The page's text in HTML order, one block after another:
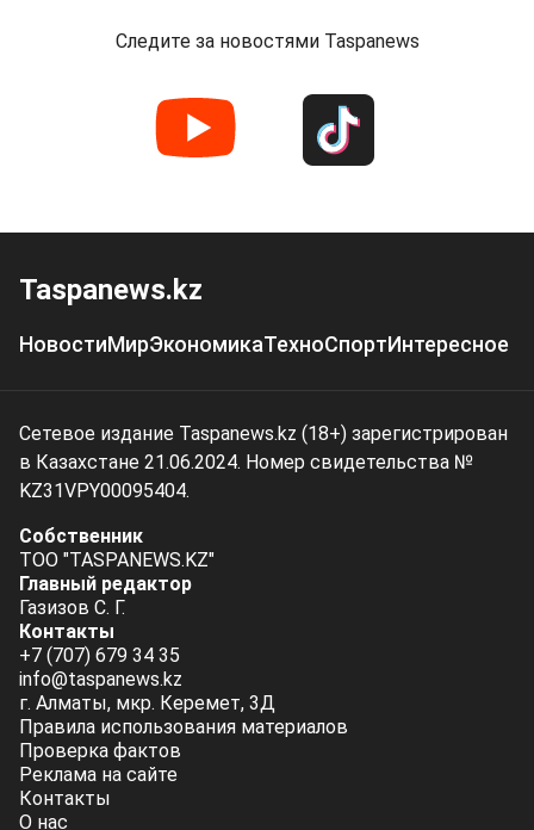
Следите за новостями Taspanews
Taspanews.kz
НовостиМирЭкономикаТехноСпортИнтересное
Сетевое издание Taspanews.kz (18+) зарегистрирован
в Казахстане 21.06.2024. Номер свидетельства №
KZ31VPY00095404.
Собственник
ТОО "TASPANEWS.KZ"
Главный редактор
Газизов С. Г.
Контакты
+7 (707) 679 34 35
info@taspanews.kz
г. Алматы, мкр. Керемет, 3Д
Правила использования материалов
Проверка фактов
Реклама на сайте
Контакты
О нас